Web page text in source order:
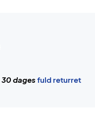
30 dages fuld returret